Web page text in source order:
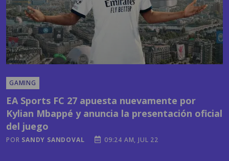
GAMING
Kylian Mbappé y anuncia la presentación oficial
del juego
PORSANDY SANDOVAL 09:24 AM, JUL 22